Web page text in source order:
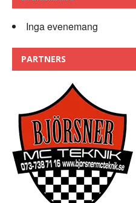
Inga evenemang
PARTNERS